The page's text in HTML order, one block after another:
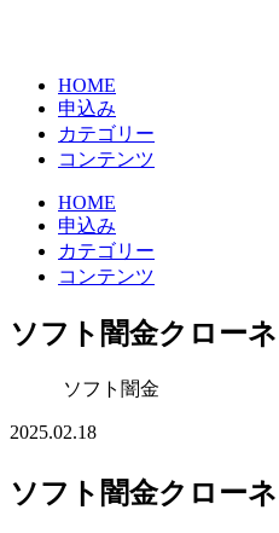
HOME
申込み
カテゴリー
コンテンツ
HOME
申込み
カテゴリー
コンテンツ
ソフト闇金クロー
ソフト闇金
2025.02.18
ソフト闇金クロー